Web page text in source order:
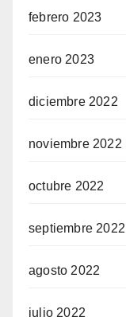
febrero 2023
enero 2023
diciembre 2022
noviembre 2022
octubre 2022
septiembre 2022
agosto 2022
julio 2022